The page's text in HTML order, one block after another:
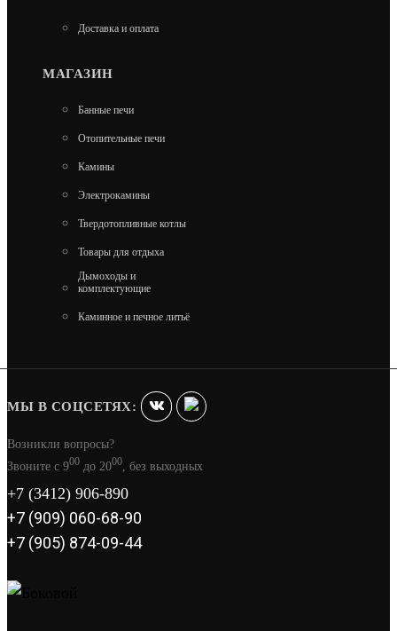
NEO-ИНТЕЛЛЕКТ
114 500
Доставка и оплата
МАГАЗИН
Банные печи
Отопительные печи
Камины
Электрокамины
Твердотопливные котлы
Товары для отдыха
Дымоходы и
комплектующие
Каминное и печное литьё
МЫ В СОЦСЕТЯХ:
Возникли вопросы?
Звоните с 900 до 2000 , без выходных
+7 (3412) 906-890
+7 (909) 060-68-90
+7 (905) 874-09-44